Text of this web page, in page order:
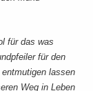
für das was
für den
lassen
Weg in Leben